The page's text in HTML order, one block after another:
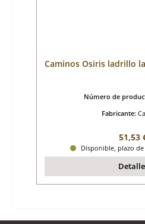
Caminos Osiris ladrillo
Número de
Fabricante:
Precio
51,53
Disponible, plazo